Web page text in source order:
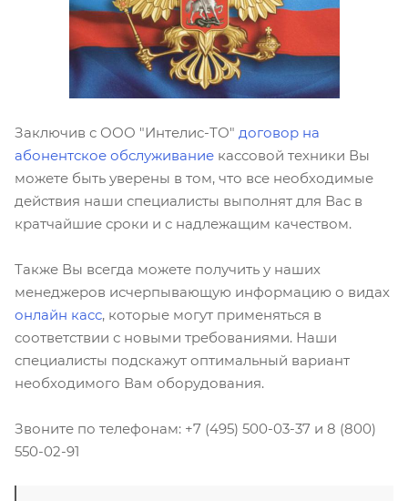
Заключив с ООО "Интелис-ТО" договор на
абонентское обслуживание кассовой техники Вы
можете быть уверены в том, что все необходимые
действия наши специалисты выполнят для Вас в
кратчайшие сроки и с надлежащим качеством.
Также Вы всегда можете получить у наших
менеджеров исчерпывающую информацию о видах
онлайн касс, которые могут применяться в
соответствии с новыми требованиями. Наши
специалисты подскажут оптимальный вариант
необходимого Вам оборудования.
Звоните по телефонам: +7 (495) 500-03-37 и 8 (800)
550-02-91